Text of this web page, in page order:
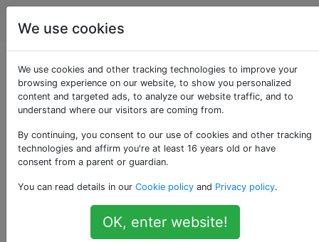
Computerbenutzer
Verwendung eines
HDMI-Spliters mit
zwei verschiedenen
Bildschirmen und
Kabeln
We use cookies
We use cookies and other tracking technologies to improve your
browsing experience on our website, to show you personalized
content and targeted ads, to analyze our website traffic, and to
understand where our visitors are coming from.
By continuing, you consent to our use of cookies and other tracking
technologies and affirm you're at least 16 years old or have
consent from a parent or guardian.
You can read details in our Cookie policy and Privacy policy.
OK, enter website!